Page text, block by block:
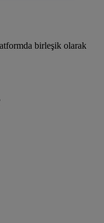
birleşik olarak